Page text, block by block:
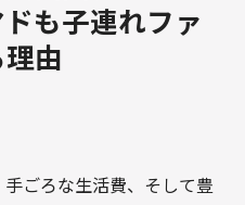
も子連れファ
由
ごろな生活費、そして豊